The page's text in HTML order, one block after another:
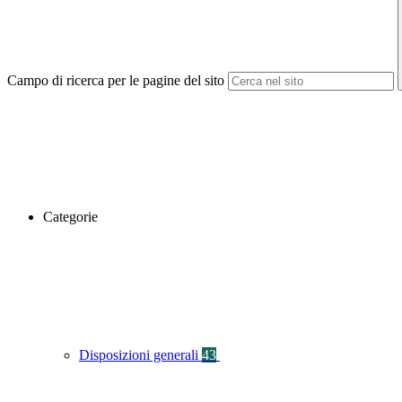
Campo di ricerca per le pagine del sito
Categorie
Disposizioni generali 43